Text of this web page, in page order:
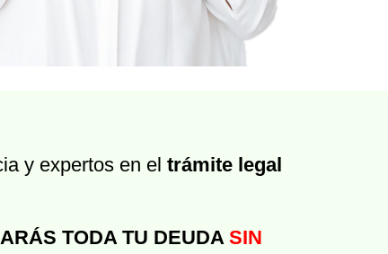
y expertos en el trámite legal
TODA TU DEUDA SIN